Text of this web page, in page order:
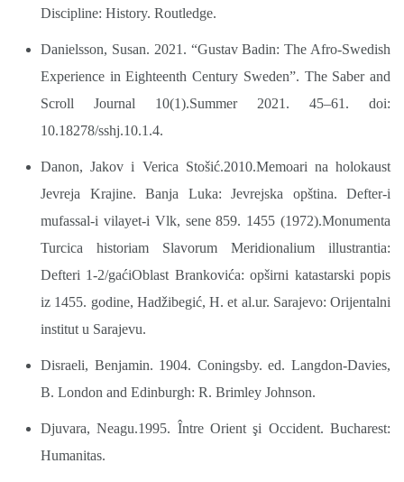
Discipline: History. Routledge.
Danielsson, Susan. 2021. “Gustav Badin: The Afro-Swedish
Experience in Eighteenth Century Sweden”. The Saber and
Scroll Journal 10(1).Summer 2021. 45–61. doi:
10.18278/sshj.10.1.4.
Danon, Jakov i Verica Stošić.2010.Memoari na holokaust
Jevreja Krajine. Banja Luka: Jevrejska opština. Defter-i
mufassal-i vilayet-i Vlk, sene 859. 1455 (1972).Monumenta
Turcica historiam Slavorum Meridionalium illustrantia:
Defteri 1-2/gaćiOblast Brankovića: opširni katastarski popis
iz 1455. godine, Hadžibegić, H. et al.ur. Sarajevo: Orijentalni
institut u Sarajevu.
Disraeli, Benjamin. 1904. Coningsby. ed. Langdon-Davies,
B. London and Edinburgh: R. Brimley Johnson.
Djuvara, Neagu.1995. Între Orient şi Occident. Bucharest:
Humanitas.